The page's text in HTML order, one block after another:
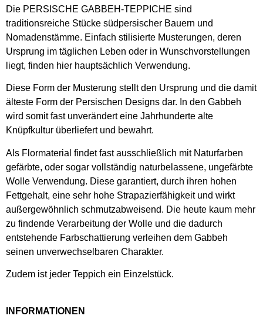
Die PERSISCHE GABBEH-TEPPICHE sind
traditionsreiche Stücke südpersischer Bauern und
Nomadenstämme. Einfach stilisierte Musterungen, deren
Ursprung im täglichen Leben oder in Wunschvorstellungen
liegt, finden hier hauptsächlich Verwendung.
Diese Form der Musterung stellt den Ursprung und die damit
älteste Form der Persischen Designs dar. In den Gabbeh
wird somit fast unverändert eine Jahrhunderte alte
Knüpfkultur überliefert und bewahrt.
Als Flormaterial findet fast ausschließlich mit Naturfarben
gefärbte, oder sogar vollständig naturbelassene, ungefärbte
Wolle Verwendung. Diese garantiert, durch ihren hohen
Fettgehalt, eine sehr hohe Strapazierfähigkeit und wirkt
außergewöhnlich schmutzabweisend. Die heute kaum mehr
zu findende Verarbeitung der Wolle und die dadurch
entstehende Farbschattierung verleihen dem Gabbeh
seinen unverwechselbaren Charakter.
Zudem ist jeder Teppich ein Einzelstück.
INFORMATIONEN